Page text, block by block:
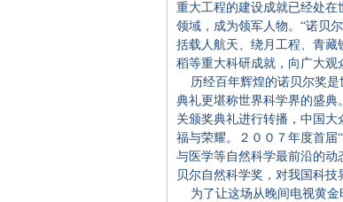
重大工程的建设成就已经处在
领域，成为领军人物。“诺贝
括载人航天、绕月工程、青
稻等重大科研成就，向广大观
历经百年辉煌的诺贝尔奖是
典礼更堪称世界科学界的盛
关颁奖典礼进行转播，中国
福与荣耀。２００７年度首届
与医学等自然科学最前沿的
贝尔自然科学奖，对我国科技
为了让这场从晚间电视黄金